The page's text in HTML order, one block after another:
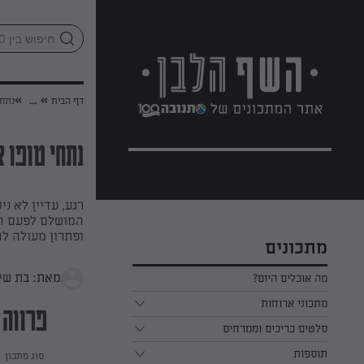
מתכונים
מה אוכלים היום?
מתכוני ארוחות
ארוחת בוקר
ארוחת צהריים
סלטים כריכים וממרחים
כל הסלטים כריכים וממרחים
תוספות
דף הבית »
...
»
נתחי
רגע, עדיין לא
המושלם לפעם
ופתרון מעולה
מאת: בת
פרווה
סוג מתכון